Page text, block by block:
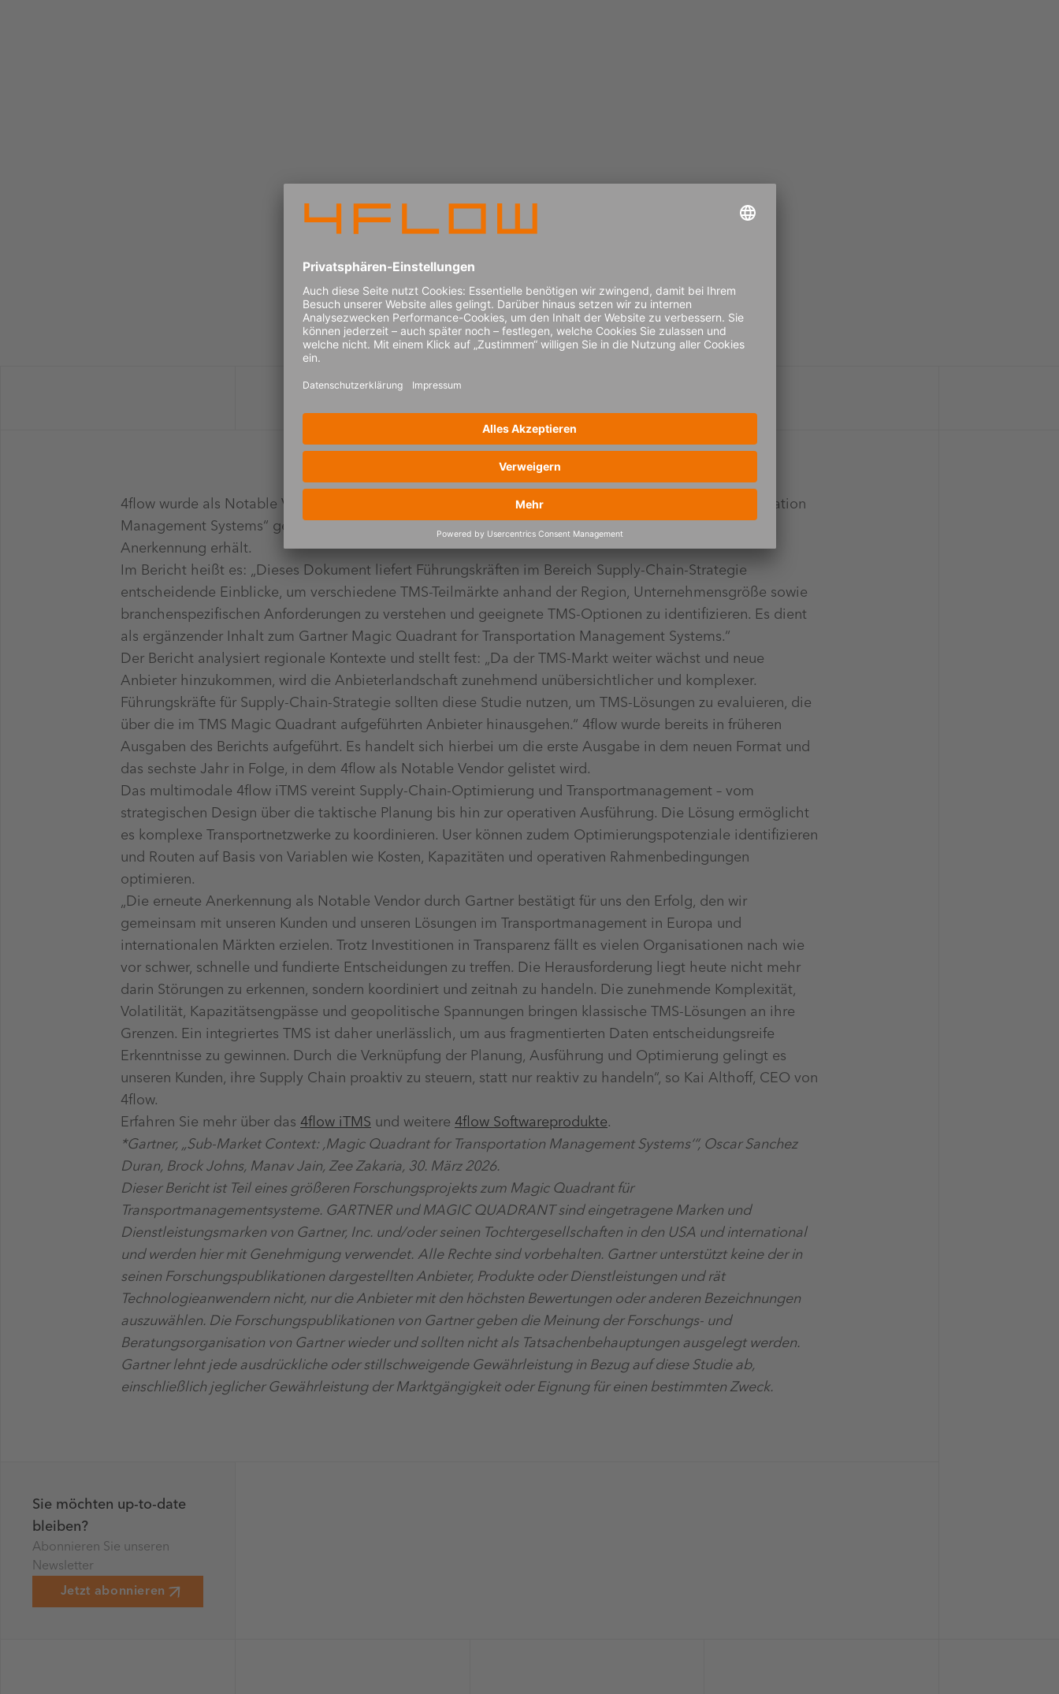
4flow wurde als Notable Vendor im „2026 Gartner Sub-Market Context: Magic Quadrant for Transportation
Management Systems“ gelistet. Dies ist bereits das sechste Jahr in Folge, in dem 4flow iTMS diese
Anerkennung erhält.
Im Bericht heißt es: „Dieses Dokument liefert Führungskräften im Bereich Supply-Chain-Strategie
entscheidende Einblicke, um verschiedene TMS-Teilmärkte anhand der Region, Unternehmensgröße sowie
branchenspezifischen Anforderungen zu verstehen und geeignete TMS-Optionen zu identifizieren. Es dient
als ergänzender Inhalt zum Gartner Magic Quadrant for Transportation Management Systems.“
Der Bericht analysiert regionale Kontexte und stellt fest: „Da der TMS-Markt weiter wächst und neue
Anbieter hinzukommen, wird die Anbieterlandschaft zunehmend unübersichtlicher und komplexer.
Führungskräfte für Supply-Chain-Strategie sollten diese Studie nutzen, um TMS-Lösungen zu evaluieren, die
über die im TMS Magic Quadrant aufgeführten Anbieter hinausgehen.“ 4flow wurde bereits in früheren
Ausgaben des Berichts aufgeführt. Es handelt sich hierbei um die erste Ausgabe in dem neuen Format und
das sechste Jahr in Folge, in dem 4flow als Notable Vendor gelistet wird.
Das multimodale 4flow iTMS vereint Supply-Chain-Optimierung und Transportmanagement – vom
strategischen Design über die taktische Planung bis hin zur operativen Ausführung. Die Lösung ermöglicht
es komplexe Transportnetzwerke zu koordinieren. User können zudem Optimierungspotenziale identifizieren
und Routen auf Basis von Variablen wie Kosten, Kapazitäten und operativen Rahmenbedingungen
optimieren.
„Die erneute Anerkennung als Notable Vendor durch Gartner bestätigt für uns den Erfolg, den wir
gemeinsam mit unseren Kunden und unseren Lösungen im Transportmanagement in Europa und
internationalen Märkten erzielen. Trotz Investitionen in Transparenz fällt es vielen Organisationen nach wie
vor schwer, schnelle und fundierte Entscheidungen zu treffen. Die Herausforderung liegt heute nicht mehr
darin Störungen zu erkennen, sondern koordiniert und zeitnah zu handeln. Die zunehmende Komplexität,
Volatilität, Kapazitätsengpässe und geopolitische Spannungen bringen klassische TMS-Lösungen an ihre
Grenzen. Ein integriertes TMS ist daher unerlässlich, um aus fragmentierten Daten entscheidungsreife
Erkenntnisse zu gewinnen. Durch die Verknüpfung der Planung, Ausführung und Optimierung gelingt es
unseren Kunden, ihre Supply Chain proaktiv zu steuern, statt nur reaktiv zu handeln“, so Kai Althoff, CEO von
4flow.
Erfahren Sie mehr über das 4flow iTMS und weitere 4flow Softwareprodukte.
*Gartner, „Sub-Market Context: ‚Magic Quadrant for Transportation Management Systems‘“, Oscar Sanchez
Duran, Brock Johns, Manav Jain, Zee Zakaria, 30. März 2026.
Dieser Bericht ist Teil eines größeren Forschungsprojekts zum Magic Quadrant für
Transportmanagementsysteme. GARTNER und MAGIC QUADRANT sind eingetragene Marken und
Dienstleistungsmarken von Gartner, Inc. und/oder seinen Tochtergesellschaften in den USA und international
und werden hier mit Genehmigung verwendet. Alle Rechte sind vorbehalten. Gartner unterstützt keine der in
seinen Forschungspublikationen dargestellten Anbieter, Produkte oder Dienstleistungen und rät
Technologieanwendern nicht, nur die Anbieter mit den höchsten Bewertungen oder anderen Bezeichnungen
auszuwählen. Die Forschungspublikationen von Gartner geben die Meinung der Forschungs- und
Beratungsorganisation von Gartner wieder und sollten nicht als Tatsachenbehauptungen ausgelegt werden.
Gartner lehnt jede ausdrückliche oder stillschweigende Gewährleistung in Bezug auf diese Studie ab,
einschließlich jeglicher Gewährleistung der Marktgängigkeit oder Eignung für einen bestimmten Zweck.
Sie möchten up-to-date
bleiben?
Abonnieren Sie unseren
Newsletter
Jetzt abonnieren